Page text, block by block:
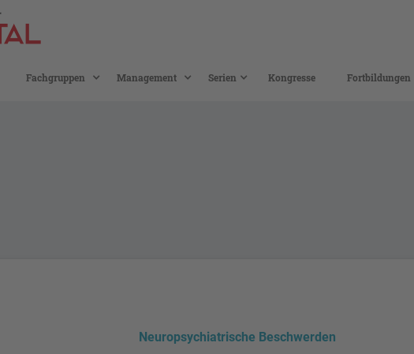
Fachgruppen Management Serien Kongresse Fortbildungen
Neuropsychiatrische Beschwerden